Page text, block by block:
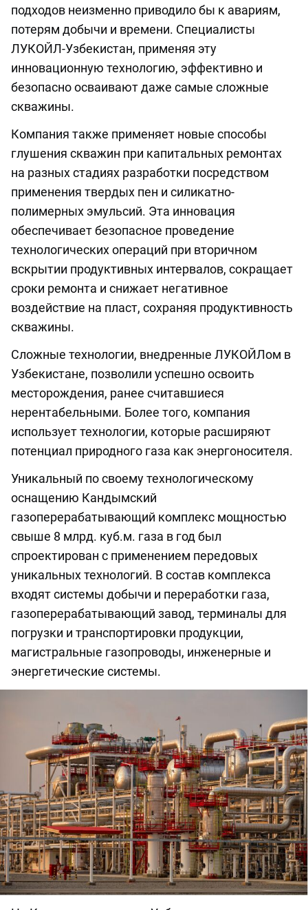
подходов неизменно приводило бы к авариям,
потерям добычи и времени. Специалисты
ЛУКОЙЛ-Узбекистан, применяя эту
инновационную технологию, эффективно и
безопасно осваивают даже самые сложные
скважины.
Компания также применяет новые способы
глушения скважин при капитальных ремонтах
на разных стадиях разработки посредством
применения твердых пен и силикатно-
полимерных эмульсий. Эта инновация
обеспечивает безопасное проведение
технологических операций при вторичном
вскрытии продуктивных интервалов, сокращает
сроки ремонта и снижает негативное
воздействие на пласт, сохраняя продуктивность
скважины.
Сложные технологии, внедренные ЛУКОЙЛом в
Узбекистане, позволили успешно освоить
месторождения, ранее считавшиеся
нерентабельными. Более того, компания
использует технологии, которые расширяют
потенциал природного газа как энергоносителя.
Уникальный по своему технологическому
оснащению Кандымский
газоперерабатывающий комплекс мощностью
свыше 8 млрд. куб.м. газа в год был
спроектирован с применением передовых
уникальных технологий. В состав комплекса
входят системы добычи и переработки газа,
газоперерабатывающий завод, терминалы для
погрузки и транспортировки продукции,
магистральные газопроводы, инженерные и
энергетические системы.